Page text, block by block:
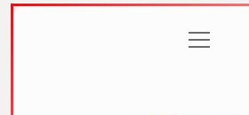
menüyü
aç